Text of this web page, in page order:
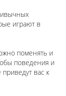
играют в
поменять и
поведения и
вас к